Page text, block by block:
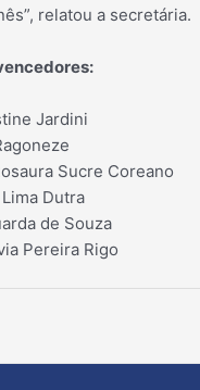
relatou a secretária.
Jardini
Sucre Coreano
Dutra
de Souza
Pereira Rigo